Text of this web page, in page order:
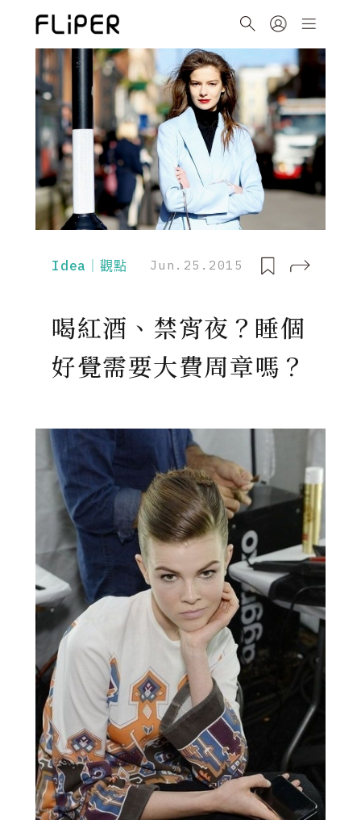
Idea｜觀點 Jun.25.2015
喝紅酒、禁宵夜？睡個
好覺需要大費周章嗎？